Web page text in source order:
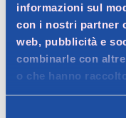
informazioni sul
con i nostri partner
web, pubblicità e
combinarle con
o che hanno
Correttore
correggere
l’incarnato. Resistente
Contatto del
Dettagli
Questo correttore